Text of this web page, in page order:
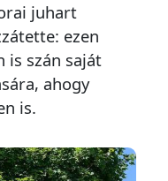
juhart
ezen
is szán saját
ahogy
is.